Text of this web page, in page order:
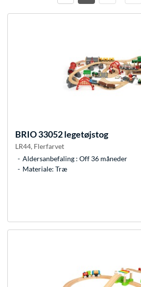
BRIO33052 legetøjstog
LR44, Flerfarvet
Aldersanbefaling : Off 36 måneder
Materiale: Træ